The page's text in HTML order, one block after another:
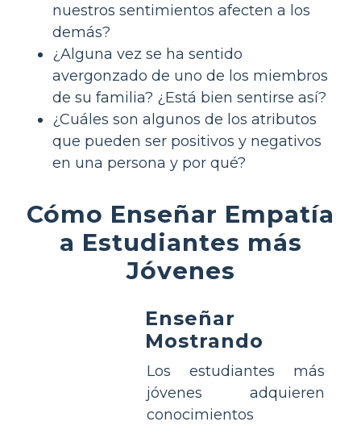
nuestros sentimientos afecten a los
demás?
¿Alguna vez se ha sentido
avergonzado de uno de los miembros
de su familia? ¿Está bien sentirse así?
¿Cuáles son algunos de los atributos
que pueden ser positivos y negativos
en una persona y por qué?
Cómo Enseñar Empatía
a Estudiantes más
Jóvenes
Enseñar
Mostrando
Los estudiantes más
jóvenes adquieren
conocimientos